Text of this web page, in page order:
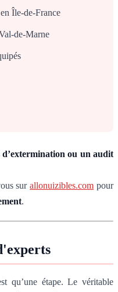
Île-de-France
de-Marne
ou un audit
surallonuizibles.com pour
.
qu’une étape. Le véritable